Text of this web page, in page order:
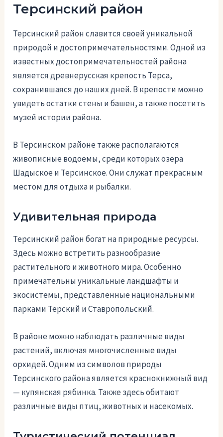
Терсинский район
Терсинский район славится своей уникальной
природой и достопримечательностями. Одной из
известных достопримечательностей района
является древнерусская крепость Терса,
сохранившаяся до наших дней. В крепости можно
увидеть остатки стены и башен, а также посетить
музей истории района.
В Терсинском районе также располагаются
живописные водоемы, среди которых озера
Шадыское и Терсинское. Они служат прекрасным
местом для отдыха и рыбалки.
Удивительная природа
Терсинский район богат на природные ресурсы.
Здесь можно встретить разнообразие
растительного и животного мира. Особенно
примечательны уникальные ландшафты и
экосистемы, представленные национальными
парками Терский и Ставропольский.
В районе можно наблюдать различные виды
растений, включая многочисленные виды
орхидей. Одним из символов природы
Терсинского района является краснокнижный вид
— купянская рябинка. Также здесь обитают
различные виды птиц, животных и насекомых.